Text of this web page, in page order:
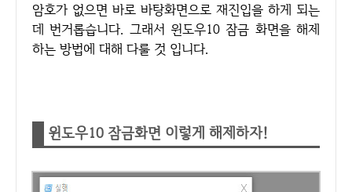
암호가 없으면 바로 바탕화면으로 재진입을 하게 되는
데 번거롭습니다. 그래서 윈도우10 잠금 화면을 해제
하는 방법에 대해 다룰 것 입니다.
윈도우10 잠금화면 이렇게 해제하자!